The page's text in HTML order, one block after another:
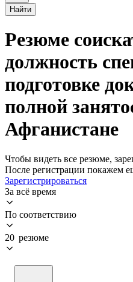
Найти
Резюме
должность
подготовке
полной
Афганистане
Чтобы видеть все резюме,
После регистрации покажем
Зарегистрироваться
За всё время
По соответствию
20 резюме